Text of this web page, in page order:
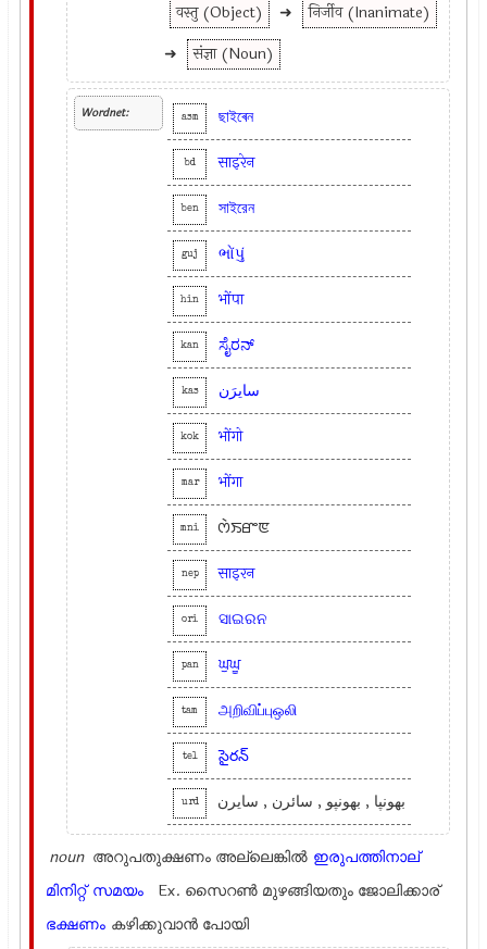
वस्तु (Object)
➜
निर्जीव (Inanimate)
➜
संज्ञा (Noun)
Wordnet: asm ছাইৰেন
bd साइरेन
ben সাইরেন
guj ભોંપું
hin भोंपा
kan ಸೈರನ್
kas سایرَن
kok भोंगो
mar भोंगा
mni ꯁꯥꯏꯔꯦꯟ
nep साइरन
ori ସାଇରନ
pan ਘੁਘੂ
tam அறிவிப்புஒலி
tel సైరన్
urd بھونپا , بھونپو , سائرن , سایرن
noun അറുപതുക്ഷണം അല്ലെങ്കില്‍ ഇരുപത്തിനാല്
മിനിറ്റ് സമയം Ex. സൈറണ്‍ മുഴങ്ങിയതും ജോലിക്കാര്
ഭക്ഷണം കഴിക്കുവാന്‍ പോയി